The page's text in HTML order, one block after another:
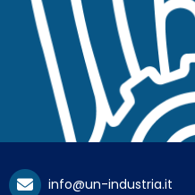
info@un-industria.it